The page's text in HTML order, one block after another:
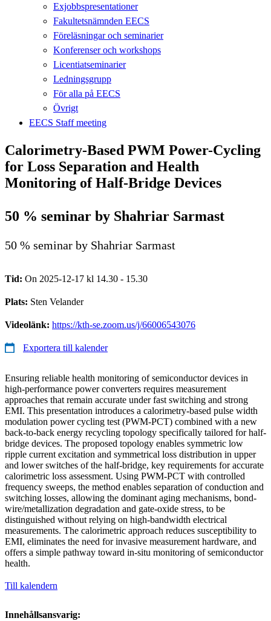
Exjobbspresentationer
Fakultetsnämnden EECS
Föreläsningar och seminarier
Konferenser och workshops
Licentiatseminarier
Ledningsgrupp
För alla på EECS
Övrigt
EECS Staff meeting
Calorimetry-Based PWM Power-Cycling
for Loss Separation and Health
Monitoring of Half-Bridge Devices
50 % seminar by Shahriar Sarmast
50 % seminar by Shahriar Sarmast
Tid: On 2025-12-17 kl 14.30 - 15.30
Plats: Sten Velander
Videolänk: https://kth-se.zoom.us/j/66006543076
Exportera till kalender
Ensuring reliable health monitoring of semiconductor devices in
high-performance power converters requires measurement
approaches that remain accurate under fast switching and strong
EMI. This presentation introduces a calorimetry-based pulse width
modulation power cycling test (PWM-PCT) combined with a new
back-to-back energy recycling topology specifically tailored for half-
bridge devices. The proposed topology enables symmetric low
ripple current excitation and symmetrical loss distribution in upper
and lower switches of the half-bridge, key requirements for accurate
calorimetric loss assessment. Using PWM-PCT with controlled
frequency sweeps, the method enables separation of conduction and
switching losses, allowing the dominant aging mechanisms, bond-
wire/metallization degradation and gate-oxide stress, to be
distinguished without relying on high-bandwidth electrical
measurements. The calorimetric approach reduces susceptibility to
EMI, eliminates the need for invasive measurement hardware, and
offers a simple pathway toward in-situ monitoring of semiconductor
health.
Till kalendern
Innehållsansvarig: